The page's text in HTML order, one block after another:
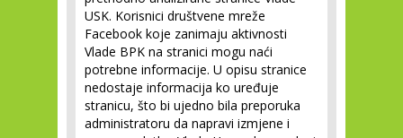
USK. Korisnici društvene mreže
Facebook koje zanimaju aktivnosti
Vlade BPK na stranici mogu naći
potrebne informacije. U opisu stranice
nedostaje informacija ko uređuje
stranicu, što bi ujedno bila preporuka
administratoru da napravi izmjene i